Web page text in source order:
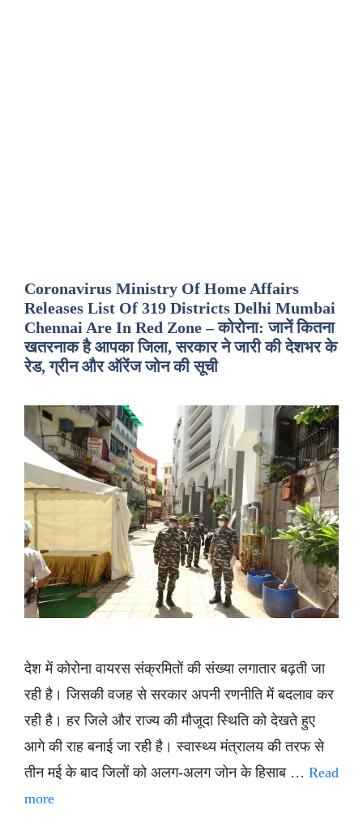
Coronavirus Ministry Of Home Affairs
Releases List Of 319 Districts Delhi Mumbai
Chennai Are In Red Zone – कोरोना: जानें कितना
खतरनाक है आपका जिला, सरकार ने जारी की देशभर के
रेड, ग्रीन और ऑरेंज जोन की सूची
देश में कोरोना वायरस संक्रमितों की संख्या लगातार बढ़ती जा
रही है। जिसकी वजह से सरकार अपनी रणनीति में बदलाव कर
रही है। हर जिले और राज्य की मौजूदा स्थिति को देखते हुए
आगे की राह बनाई जा रही है। स्वास्थ्य मंत्रालय की तरफ से
तीन मई के बाद जिलों को अलग-अलग जोन के हिसाब … Read
more